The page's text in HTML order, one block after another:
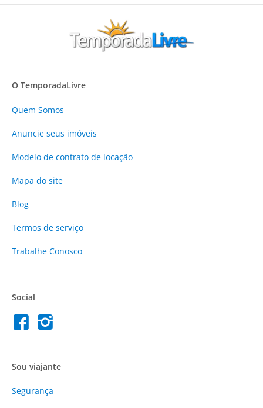
O TemporadaLivre
Quem Somos
Anuncie seus imóveis
Modelo de contrato de locação
Mapa do site
Blog
Termos de serviço
Trabalhe Conosco
Social
Sou viajante
Segurança